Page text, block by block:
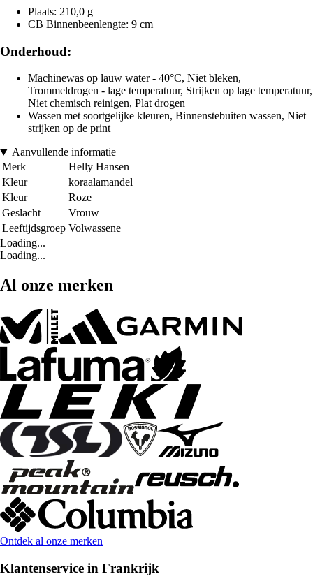
Plaats: 210,0 g
CB Binnenbeenlengte: 9 cm
Onderhoud:
Machinewas op lauw water - 40°C, Niet bleken,
Trommeldrogen - lage temperatuur, Strijken op lage temperatuur,
Niet chemisch reinigen, Plat drogen
Wassen met soortgelijke kleuren, Binnenstebuiten wassen, Niet
strijken op de print
Aanvullende informatie
Merk
Helly Hansen
Kleur
koraalamandel
Kleur
Roze
Geslacht
Vrouw
Leeftijdsgroep Volwassene
Loading...
Loading...
Al onze merken
Ontdek al onze merken
Klantenservice in Frankrijk